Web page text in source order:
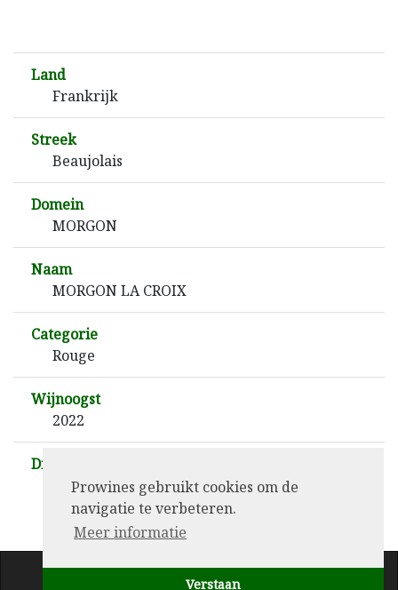
Prowines gebruikt cookies om de
navigatie te verbeteren.
Meer informatie
Verstaan
Land
Frankrijk
Streek
Beaujolais
Domein
MORGON
Naam
MORGON LA CROIX
Categorie
Rouge
Wijnoogst
2022
Druif
GAMAY 100 %